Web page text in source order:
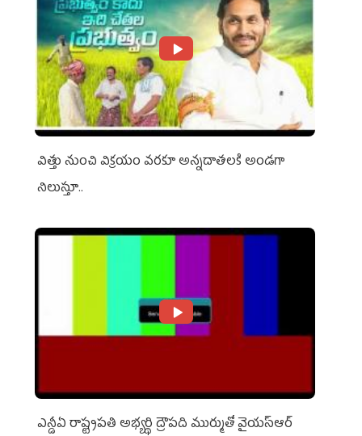
విత్తు నుంచి విక్రయం వరకూ అన్నదాతలకి అండగా
నిలుస్తూ..
ఎన్డీఏ రాష్ట్ర‌ప‌తి అభ్య‌ర్థి ద్రౌప‌ది ముర్ముతో వైయ‌స్ఆర్